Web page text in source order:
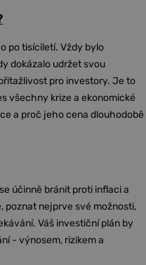
po tisíciletí. Vždy bylo
dokázalo udržet svou
pro investory. Je to
všechny krize a ekonomické
a proč jeho cena dlouhodobě
účinně bránit proti inflaci a
poznat nejprve své možnosti,
Váš investiční plán by
- výnosem, rizikem a